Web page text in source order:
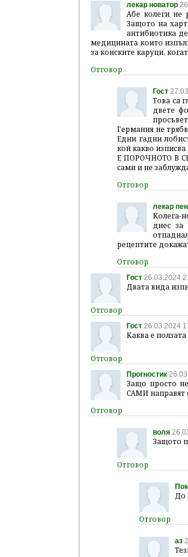
лекар новатор
Абе колеги не
Защото на
антибиотика
медицината които
за конските каруци,
Гост
Това са
двете
Германия не
Едни гадни
кой какво
Е ПОРОЧНОТО В
сами и не
лекар
Колега-
днес за
рецептите
Гост 26.03.2024
Двата вида
Гост 26.03.2024
Каква е
Прогностик
Защо просто
САМИ направят
воля
Защото
До
аз